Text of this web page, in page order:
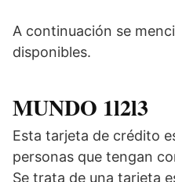
A continuación se
disponibles.
MUNDO 1l2l3
Esta tarjeta de crédito
personas que tengan
Se trata de una tarjeta